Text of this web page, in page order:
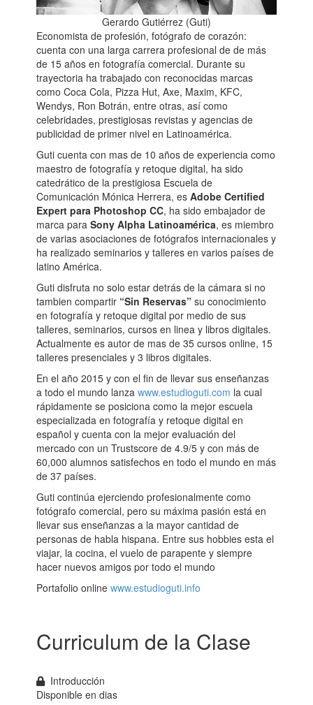
Gerardo Gutiérrez (Guti)
Economista de profesión, fotógrafo de corazón:
cuenta con una larga carrera profesional de de más
de 15 años en fotografía comercial. Durante su
trayectoria ha trabajado con reconocidas marcas
como Coca Cola, Pizza Hut, Axe, Maxim, KFC,
Wendys, Ron Botrán, entre otras, así como
celebridades, prestigiosas revistas y agencias de
publicidad de primer nivel en Latinoamérica.
Guti cuenta con mas de 10 años de experiencia como
maestro de fotografía y retoque digital, ha sido
catedrático de la prestigiosa Escuela de
Comunicación Mónica Herrera, esAdobe Certified
Expert para Photoshop CC, ha sido embajador de
marca paraSony Alpha Latinoamérica, es miembro
de varias asociaciones de fotógrafos internacionales y
ha realizado seminarios y talleres en varios países de
latino América.
Guti disfruta no solo estar detrás de la cámara si no
tambien compartir “Sin Reservas” su conocimiento
en fotografía y retoque digital por medio de sus
talleres, seminarios, cursos en linea y libros digitales.
Actualmente es autor de mas de 35 cursos online, 15
talleres presenciales y 3 libros digitales.
En el año 2015 y con el fin de llevar sus enseñanzas
a todo el mundo lanzawww.estudioguti.com la cual
rápidamente se posiciona como la mejor escuela
especializada en fotografía y retoque digital en
español y cuenta con la mejor evaluación del
mercado con un Trustscore de 4.9/5 y con más de
60,000 alumnos satisfechos en todo el mundo en más
de 37 países.
Guti continúa ejerciendo profesionalmente como
fotógrafo comercial, pero su máxima pasión está en
llevar sus enseñanzas a la mayor cantidad de
personas de habla hispana. Entre sus hobbies esta el
viajar, la cocina, el vuelo de parapente y siempre
hacer nuevos amigos por todo el mundo
Portafolio onlinewww.estudioguti.info
Curriculum de la Clase
Introducción
Disponible endias